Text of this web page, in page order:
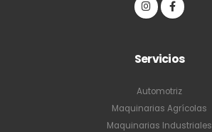
Servicios
Automotriz
Maquinarias Agrícolas
Maquinarias Industriales